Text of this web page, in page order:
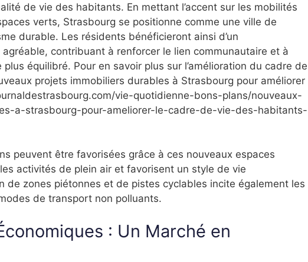
de vie des habitants. En mettant l’accent sur les mobilités
verts, Strasbourg se positionne comme une ville de
durable. Les résidents bénéficieront ainsi d’un
contribuant à renforcer le lien communautaire et à
équilibré. Pour en savoir plus sur l’amélioration du cadre de
projets immobiliers durables à Strasbourg pour améliorer
vie-quotidienne-bons-plans/nouveaux-
a-strasbourg-pour-ameliorer-le-cadre-de-vie-des-habitants-
peuvent être favorisées grâce à ces nouveaux espaces
activités de plein air et favorisent un style de vie
de zones piétonnes et de pistes cyclables incite également les
de transport non polluants.
: Un Marché en